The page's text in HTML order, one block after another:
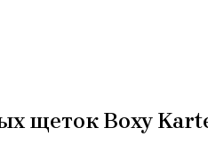
щеток Boxy